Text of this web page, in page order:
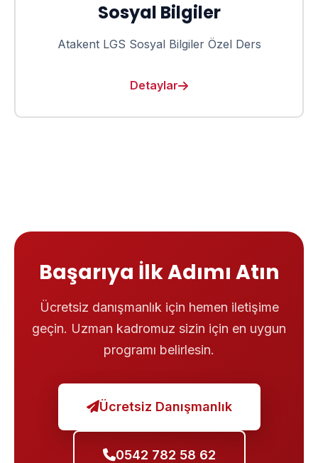
Sosyal Bilgiler
Atakent LGS Sosyal Bilgiler Özel Ders
Detaylar
Başarıya İlk Adımı Atın
Ücretsiz danışmanlık için hemen iletişime
geçin. Uzman kadromuz sizin için en uygun
programı belirlesin.
Ücretsiz Danışmanlık
0542 782 58 62